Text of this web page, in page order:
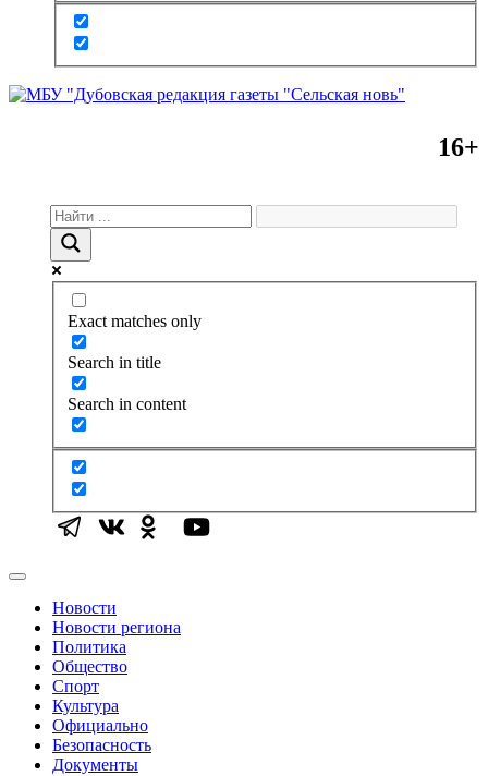
16+
Exact matches only
Search in title
Search in content
Новости
Новости региона
Политика
Общество
Спорт
Культура
Официально
Безопасность
Документы